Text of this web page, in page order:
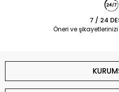
7 / 24
Öneri ve